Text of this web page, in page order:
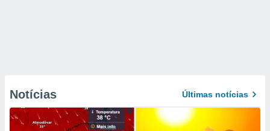
Notícias Últimas notícias